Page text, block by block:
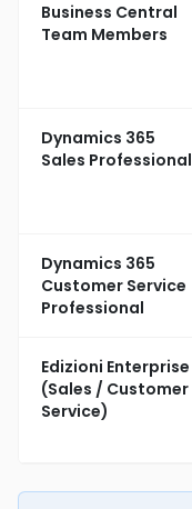
Business Central
Team Members
Dynamics 365
Sales Professional
Dynamics 365
Customer Service
Professional
Edizioni Enterprise
(Sales / Customer
Service)